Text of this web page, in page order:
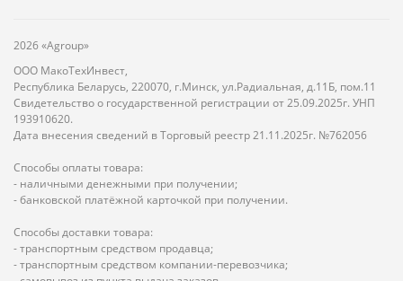
2026 «Agroup»
ООО МакоТехИнвест,
Республика Беларусь, 220070, г.Минск, ул.Радиальная, д.11Б, пом.11
Свидетельство о государственной регистрации от 25.09.2025г. УНП
193910620.
Дата внесения сведений в Торговый реестр 21.11.2025г. №762056
Способы оплаты товара:
- наличными денежными при получении;
- банковской платёжной карточкой при получении.
Способы доставки товара:
- транспортным средством продавца;
- транспортным средством компании-перевозчика;